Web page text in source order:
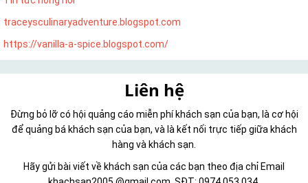
traceysculinaryadventure.blogspot.com
https://vanilla-a-spice.blogspot.com/
Liên hệ
Đừng bỏ lỡ có hội quảng cáo miễn phí khách sạn của bạn, là cơ hội
để quảng bá khách sạn của bạn, và là kết nối trực tiếp giữa khách
hàng và khách sạn.
Hãy gửi bài viết về khách sạn của các bạn theo địa chỉ Email